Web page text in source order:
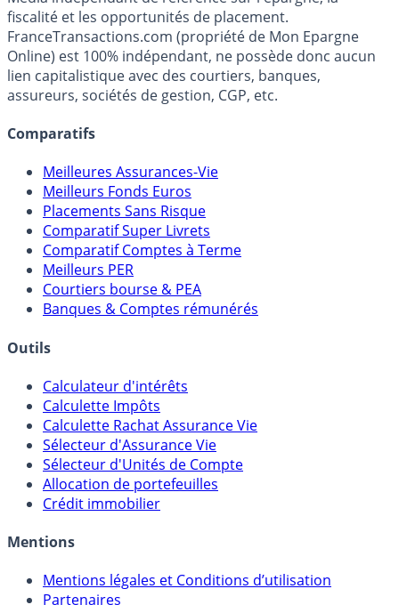
Premier guide épargne de France, en ligne depuis 2001.
Média indépendant de référence sur l'épargne, la
fiscalité et les opportunités de placement.
FranceTransactions.com (propriété de Mon Epargne
Online) est 100% indépendant, ne possède donc aucun
assureurs, sociétés de gestion, CGP, etc.
Comparatifs
Meilleures Assurances-Vie
Meilleurs Fonds Euros
Placements Sans Risque
Comparatif Super Livrets
Comparatif Comptes à Terme
Meilleurs PER
Banques & Comptes rémunérés
Outils
Calculateur d'intérêts
Calculette Impôts
Calculette Rachat Assurance Vie
Sélecteur d'Assurance Vie
Sélecteur d'Unités de Compte
Crédit immobilier
Mentions